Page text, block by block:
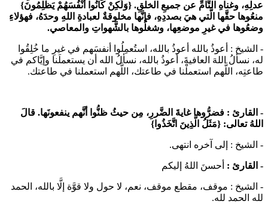
عدلِهِ، وغناهِ التَّامِّ عن جميعِ الخلقِ. {وَلَكِنْ كَانُوا أَنْفُسَهُمْ يَظْلِمُونَ}
منعُوها حقَّها الَّتي هيَ بصددِهِ، فإنَّها مخلوقةٌ لعبادةِ اللهِ وحدَهُ، فهؤلاءِ
وضعُوها في غيرِ موضعِها، وشغلُوها بالشَّهواتِ والمعاصي.
- الشيخ : أعوذُ بالله أعوذُ بالله، استُعمِلُوا أنفسَهم في غيرِ ما خُلِقُوا
له، نسألُ اللهَ العافيةَ، أعوذُ بالله، نسألُ الله أن يستعملَنا وإيَّاكم في
طاعتِه، اللَّهم استعملْنا في طاعتك، اللَّهم استعملنا في طاعتك.
- القارئ : فضرُّوها غايةَ الضَّررِ، مِن حيثُ ظنُّوا أنَّهم ينفعونَها. قالَ
اللهُ تعالى: {مَثَلُ الَّذِينَ اتَّخَذُوا}
- الشيخ : إلى آخره انتهى.
- القارئ : أحسنَ اللهُ إليكم
- الشيخ : موقف، مقطع موقف، نعم، لا حول ولا قوَّة إلَّا بالله، الحمد
لله الحمد لله.